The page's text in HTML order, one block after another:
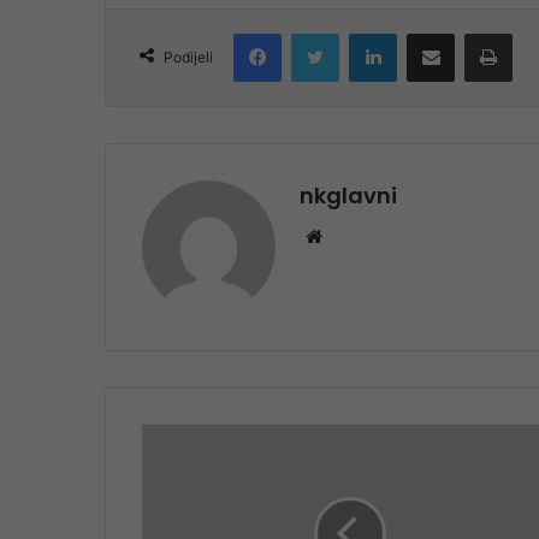
Podijeli
FacebookTwitter LinkedInShare via Email
nkglavni